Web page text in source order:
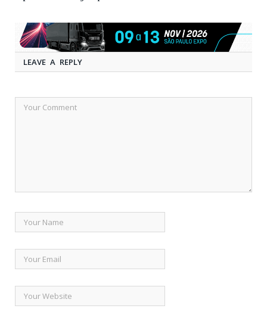
LEAVE A REPLY